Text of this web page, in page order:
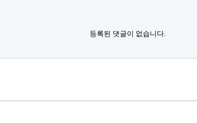
등록된 댓글이 없습니다.